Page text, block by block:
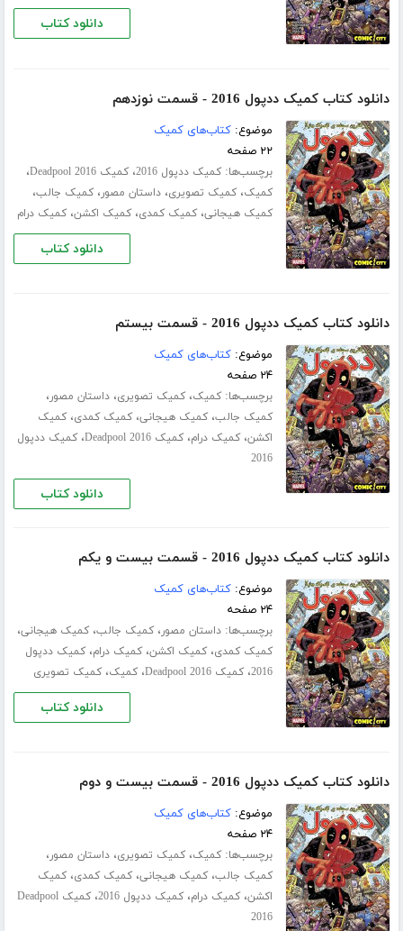
دانلود کتاب
دانلود کتاب کمیک ددپول 2016 - قسمت نوزدهم
موضوع:کتاب‌های کمیک
۲۲ صفحه
برچسب‌ها:کمیک ددپول 2016 ،کمیک Deadpool 2016 ،
کمیک،کمیک تصویری،داستان مصور،کمیک جالب،
کمیک هیجانی،کمیک کمدی،کمیک اکشن،کمیک درام
دانلود کتاب
دانلود کتاب کمیک ددپول 2016 - قسمت بیستم
موضوع:کتاب‌های کمیک
۲۴ صفحه
برچسب‌ها:کمیک،کمیک تصویری،داستان مصور،
کمیک جالب،کمیک هیجانی،کمیک کمدی،کمیک
اکشن،کمیک درام،کمیک Deadpool 2016 ،کمیک ددپول
2016
دانلود کتاب
دانلود کتاب کمیک ددپول 2016 - قسمت بیست و یکم
موضوع:کتاب‌های کمیک
۲۴ صفحه
برچسب‌ها:داستان مصور،کمیک جالب،کمیک هیجانی،
کمیک کمدی،کمیک اکشن،کمیک درام،کمیک ددپول
2016،کمیک Deadpool 2016 ،کمیک،کمیک تصویری
دانلود کتاب
دانلود کتاب کمیک ددپول 2016 - قسمت بیست و دوم
موضوع:کتاب‌های کمیک
۲۴ صفحه
برچسب‌ها:کمیک،کمیک تصویری،داستان مصور،
کمیک جالب،کمیک هیجانی،کمیک کمدی،کمیک
اکشن،کمیک درام،کمیک ددپول 2016 ،
کمیک Deadpool
2016